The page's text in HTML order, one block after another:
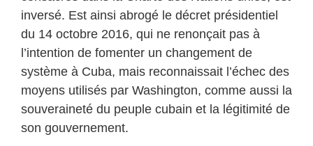
inversé. Est ainsi abrogé le décret présidentiel
du 14 octobre 2016, qui ne renonçait pas à
l’intention de fomenter un changement de
système à Cuba, mais reconnaissait l’échec des
moyens utilisés par Washington, comme aussi la
souveraineté du peuple cubain et la légitimité de
son gouvernement.